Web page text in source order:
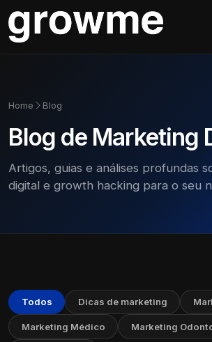
Home Blog
Blog de Marketing
Artigos, guias e análises profundas
digital e growth hacking para o seu
Todos Dicas de marketing
Marketing Médico Marketing